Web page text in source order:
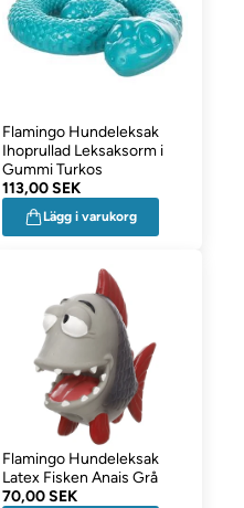
Flamingo Hundeleksak
Ihoprullad Leksaksorm i
Gummi Turkos
113,00 SEK
Lägg i varukorg
Flamingo Hundeleksak
Latex Fisken Anais Grå
70,00 SEK